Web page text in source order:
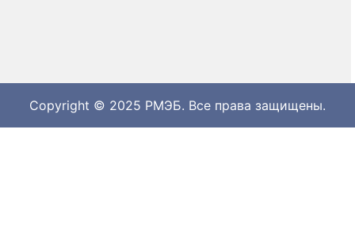
Copyright © 2025 РМЭБ. Все права защищены.